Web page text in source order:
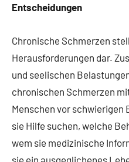
Entscheidungen
Chronische Schmerzen
Herausforderungen dar.
und seelischen
chronischen Schmerzen
Menschen vor schwierigen
sie Hilfe suchen, welche
wem sie medizinische